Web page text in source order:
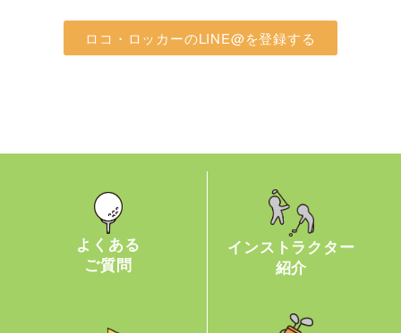
ロコ・ロッカーのLINE@を登録する
よくある
ご質問
インストラクター
紹介